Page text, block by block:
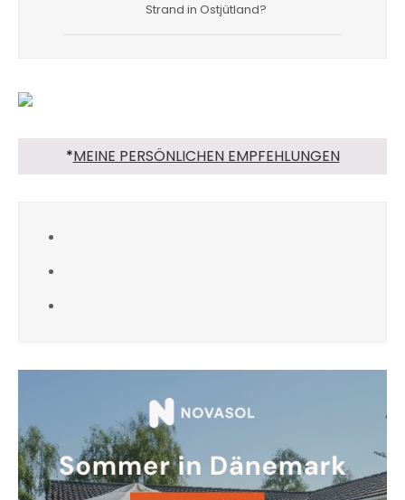
Strand in Ostjütland?
*MEINE PERSÖNLICHEN EMPFEHLUNGEN